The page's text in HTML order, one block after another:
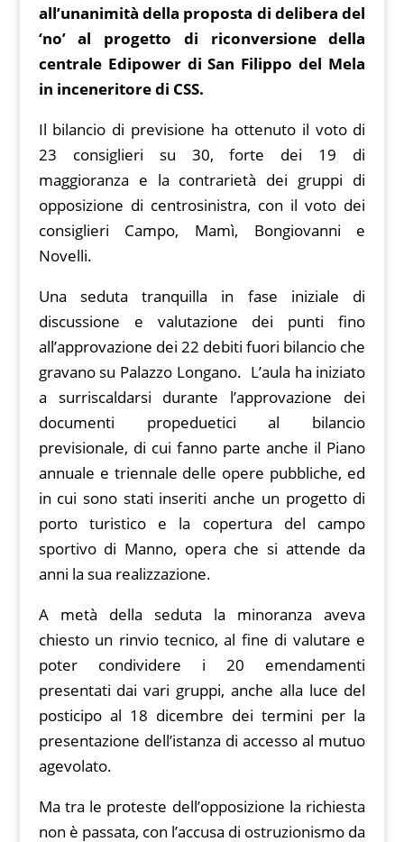
all’unanimità della proposta di delibera del
‘no’ al progetto di riconversione della
centrale Edipower di San Filippo del Mela
in inceneritore di CSS.
Il bilancio di previsione ha ottenuto il voto di
23 consiglieri su 30, forte dei 19 di
maggioranza e la contrarietà dei gruppi di
opposizione di centrosinistra, con il voto dei
consiglieri Campo, Mamì, Bongiovanni e
Novelli.
Una seduta tranquilla in fase iniziale di
discussione e valutazione dei punti fino
all’approvazione dei 22 debiti fuori bilancio che
gravano su Palazzo Longano. L’aula ha iniziato
a surriscaldarsi durante l’approvazione dei
documenti propeduetici al bilancio
previsionale, di cui fanno parte anche il Piano
annuale e triennale delle opere pubbliche, ed
in cui sono stati inseriti anche un progetto di
porto turistico e la copertura del campo
sportivo di Manno, opera che si attende da
anni la sua realizzazione.
A metà della seduta la minoranza aveva
chiesto un rinvio tecnico, al fine di valutare e
poter condividere i 20 emendamenti
presentati dai vari gruppi, anche alla luce del
posticipo al 18 dicembre dei termini per la
presentazione dell’istanza di accesso al mutuo
agevolato.
Ma tra le proteste dell’opposizione la richiesta
non è passata, con l’accusa di ostruzionismo da